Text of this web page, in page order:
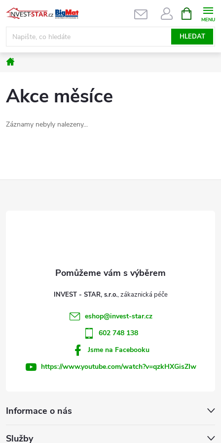
Přejít
na
obsah
HLEDAT
NÁKUPNÍ
KOŠÍK
Domů
Akce měsíce
Záznamy nebyly nalezeny...
Informace o nás
Služby
INVEST - STAR, s.r.o.
eshop@invest-star.cz
602 748 138
Jsme na Facebooku
https://www.youtube.com/watch?v=qzkHXGisZIw